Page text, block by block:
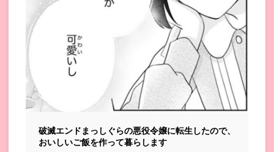
破滅エンドまっしぐらの悪役令嬢に転生したので、
おいしいご飯を作って暮らします